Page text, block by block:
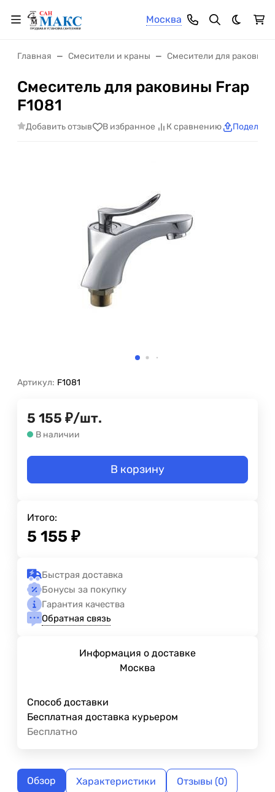
Москва
Темная
Главная Смесители и краны Смесители для раковины
Смеситель для раковины Frap
F1081
Добавить отзыв В избранное К сравнению
Артикул: F1081
5 155 ₽/шт.
В наличии
В корзину
Итого:
5 155 ₽
Быстрая доставка
Бонусы за покупку
Гарантия качества
Обратная связь
Информация о доставке
Москва
Способ доставки
Бесплатная доставка курьером
Бесплатно
Обзор Характеристики Отзывы (0)